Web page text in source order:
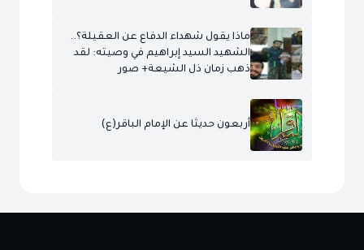
ماذا يقول شهداء الدفاع عن العقيلة؟..
الشهيد السيد إبراهيم في وصيته: لقد
ذهب زمان ذل الشيعة+ صور
أربعون حديثا عن الإمام الباقر(ع)